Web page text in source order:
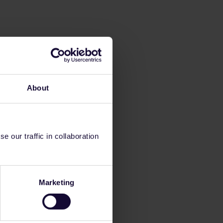
About
our traffic in collaboration
Marketing